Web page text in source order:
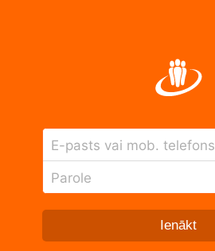
E-pasts vai mob. telefons
Parole
Ienākt